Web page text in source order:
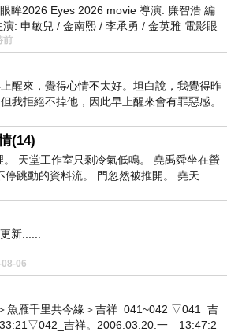
眸2026 Eyes 2026 movie 導演: 廉智浩 編
演: 申敏兒 / 金南熙 / 李承勇 / 金英雅 電影眼
描述攝影師徐珍因遺
前
醒來，覺得心情不太好。坦白說，我覺得昨
我拒絕不掉他，因此早上醒來會有罪惡感。
(14)
天堂工作室只剩冷氣低鳴。 堯禹舜坐在螢
跳動的資料流。 門忽然被推開。 堯天
新......
06
魚雁千里共今緣＞吉祥_041~042 ▽041_吉
吉祥。2006.03.20.一 13:47:2